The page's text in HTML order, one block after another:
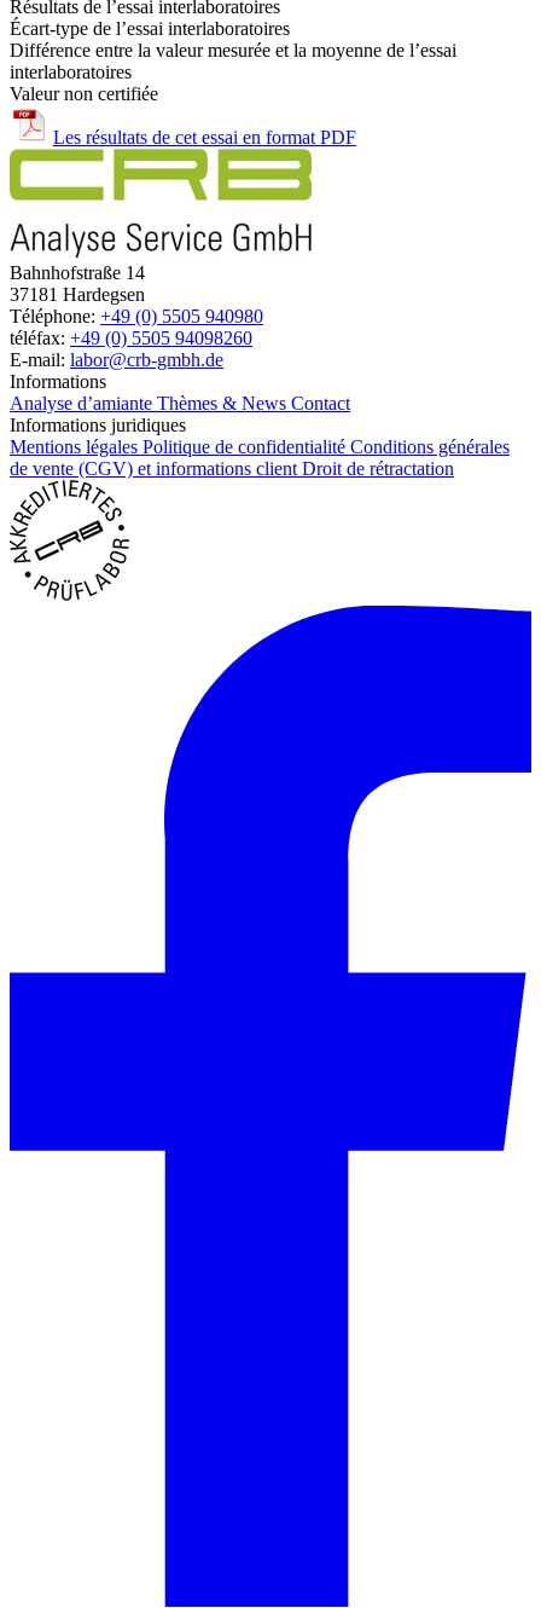
Résultats de l’essai interlaboratoires
Écart-type de l’essai interlaboratoires
Différence entre la valeur mesurée et la moyenne de l’essai
interlaboratoires
Valeur non certifiée
Les résultats de cet essai en format PDF
Bahnhofstraße 14
37181 Hardegsen
Téléphone: +49 (0) 5505 940980
téléfax: +49 (0) 5505 94098260
E-mail: labor@crb-gmbh.de
Informations
Analyse d’amiante Thèmes & News Contact
Informations juridiques
Mentions légales Politique de confidentialité Conditions générales
de vente (CGV) et informations client Droit de rétractation